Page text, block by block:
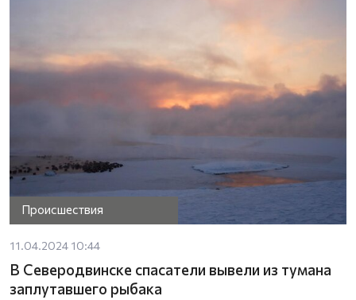
Происшествия
11.04.2024 10:44
В Северодвинске спасатели вывели из тумана
заплутавшего рыбака